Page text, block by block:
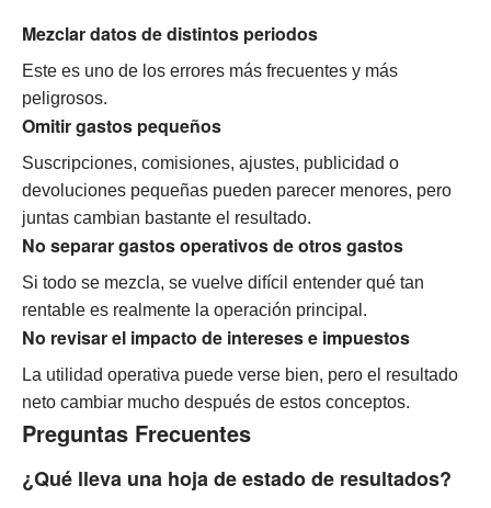
Mezclar datos de distintos periodos
Este es uno de los errores más frecuentes y más
peligrosos.
Omitir gastos pequeños
Suscripciones, comisiones, ajustes, publicidad o
devoluciones pequeñas pueden parecer menores, pero
juntas cambian bastante el resultado.
No separar gastos operativos de otros gastos
Si todo se mezcla, se vuelve difícil entender qué tan
rentable es realmente la operación principal.
No revisar el impacto de intereses e impuestos
La utilidad operativa puede verse bien, pero el resultado
neto cambiar mucho después de estos conceptos.
Preguntas Frecuentes
¿Qué lleva una hoja de estado de resultados?